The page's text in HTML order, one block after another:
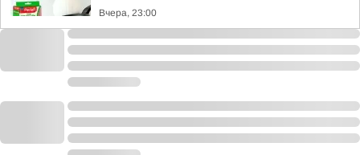
Вчера, 23:00